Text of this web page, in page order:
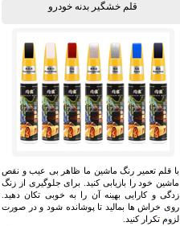
قلم خشگیر بدنه خودرو
با قلم تعمیر رنگ ماشین ما ظاهر بی عیب و نقص
ماشین خود را بازیابی کنید. برای جلوگیری از زنگ
زدگی و کارایی بهینه آن را به خوبی تکان دهید.
روی خراش ها بمالید تا پوشانده شود و در صورت
لزوم تکرار کنید.